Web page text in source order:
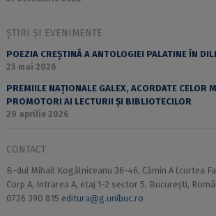
ȘTIRI ȘI EVENIMENTE
POEZIA CREȘTINĂ A ANTOLOGIEI PALATINE ÎN
25 mai 2026
PREMIILE NAȚIONALE GALEX, ACORDATE CELOR
PROMOTORI AI LECTURII ȘI BIBLIOTECILOR
29 aprilie 2026
CONTACT
B-dul Mihail Kogălniceanu 36-46, Cămin A (curtea
Corp A, Intrarea A, etaj 1-2 sector 5, București,
0726 390 815 editura@g.unibuc.ro